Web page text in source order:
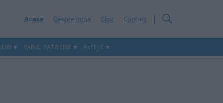
Acasa Despre mine Blog Contact
PAINE, PATISERIE ALTELE